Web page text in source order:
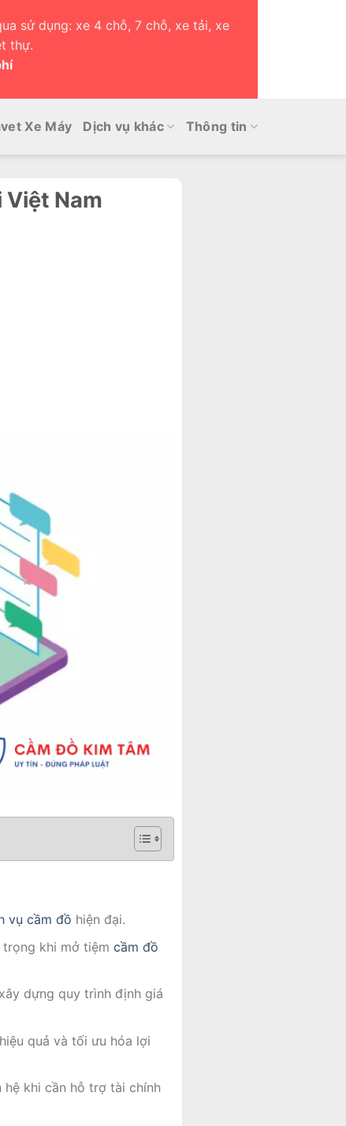
sử dụng: xe 4 chỗ, 7 chỗ, xe tải, xe
thự.
Xe Máy Dịch vụ khác Thông tin
Việt Nam
vụ cầm đồ hiện đại.
khi mở tiệm cầm đồ
dựng quy trình định giá
quả và tối ưu hóa lợi
khi cần hỗ trợ tài chính